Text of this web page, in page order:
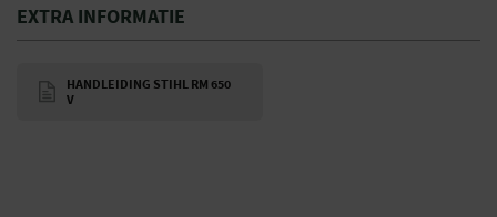
EXTRA INFORMATIE
HANDLEIDING STIHL RM 650
V